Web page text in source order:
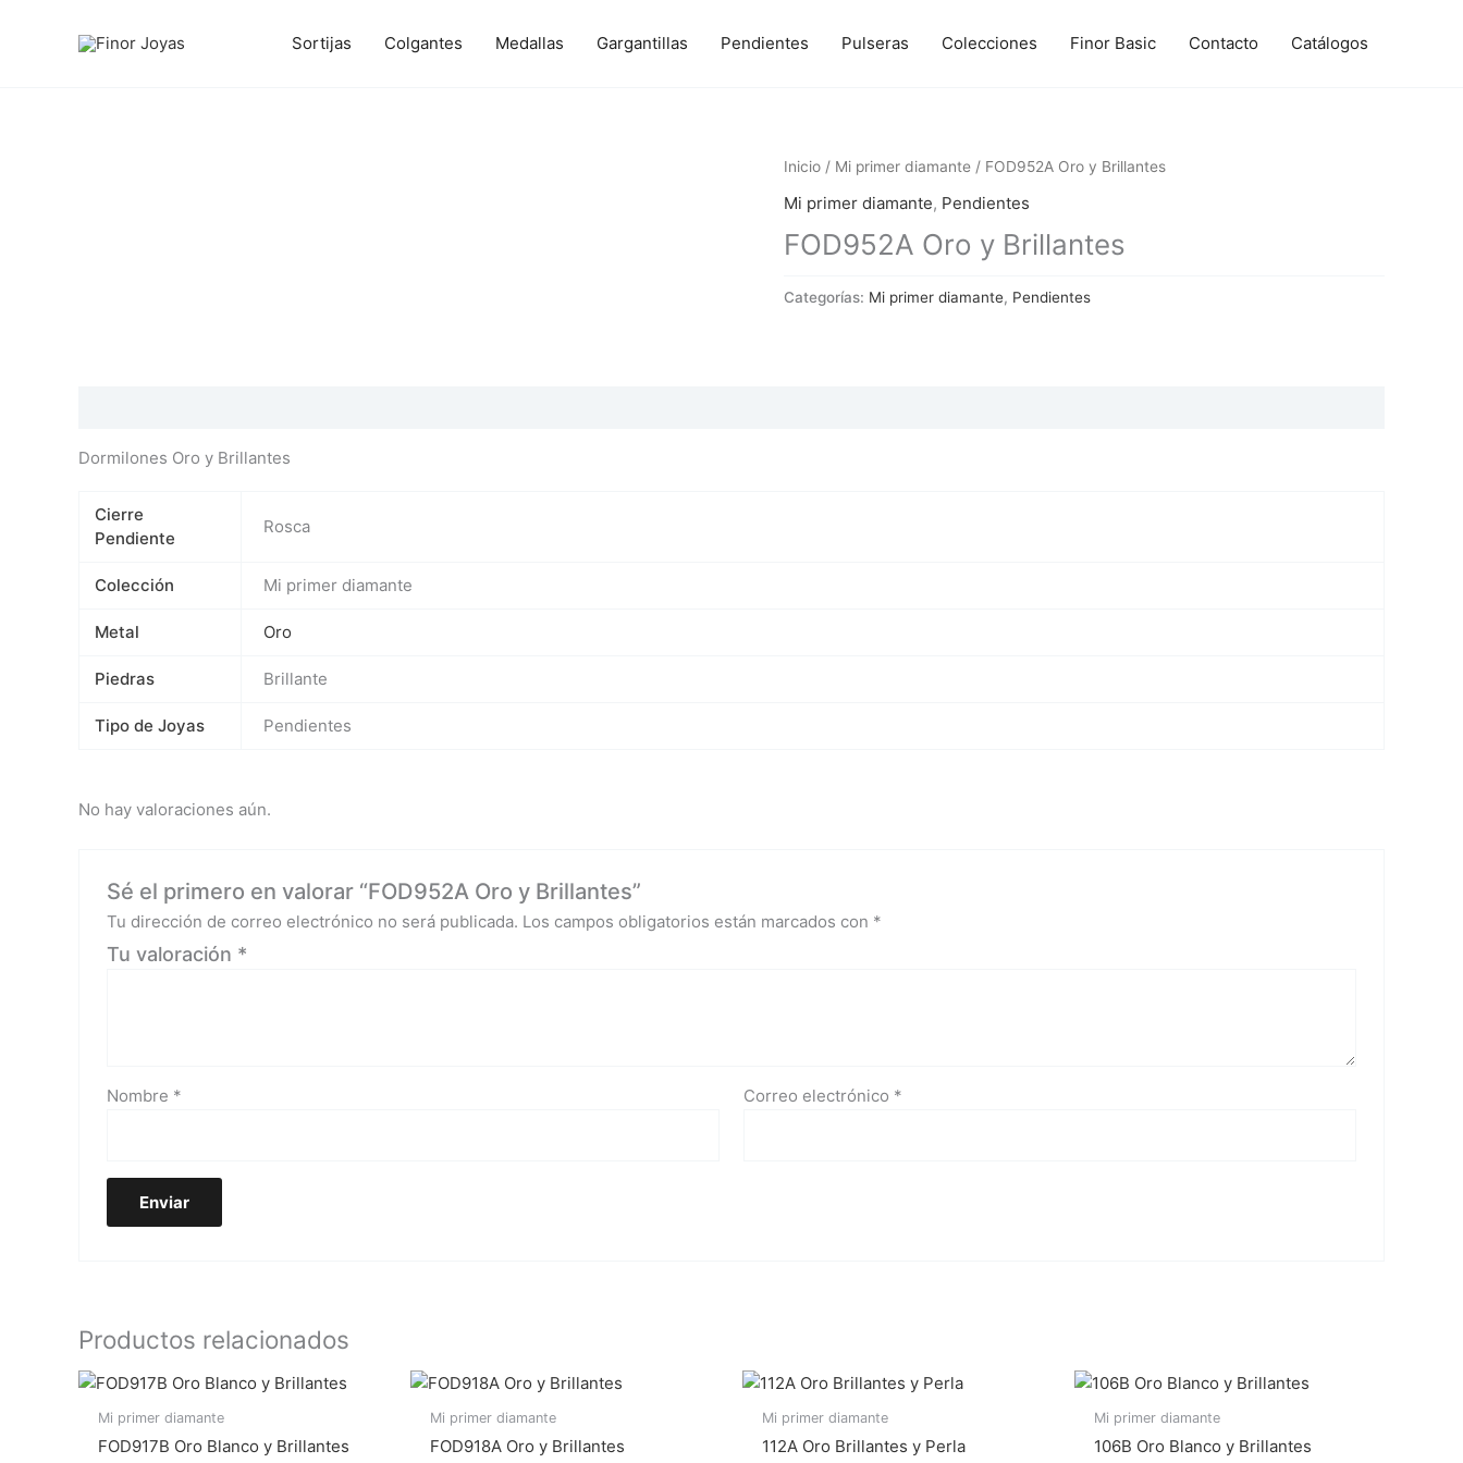
Sortijas Colgantes Medallas Gargantillas Pendientes Pulseras Colecciones Finor Basic Contacto Catálogos
Inicio / Mi primer diamante / FOD952A Oro y Brillantes
Mi primer diamante, Pendientes
FOD952A Oro y Brillantes
Categorías: Mi primer diamante, Pendientes
Dormilones Oro y Brillantes
Cierre
Pendiente
Rosca
Colección Mi primer diamante
Metal Oro
Piedras Brillante
Tipo de Joyas Pendientes
No hay valoraciones aún.
Sé el primero en valorar “FOD952A Oro y Brillantes”
Tu dirección de correo electrónico no será publicada. Los campos obligatorios están marcados con *
Tu valoración *
Nombre * Correo electrónico *
Productos relacionados
Mi primer diamante
FOD917B Oro Blanco y Brillantes
Mi primer diamante
FOD918A Oro y Brillantes
Mi primer diamante
112A Oro Brillantes y Perla
Mi primer diamante
106B Oro Blanco y Brillantes